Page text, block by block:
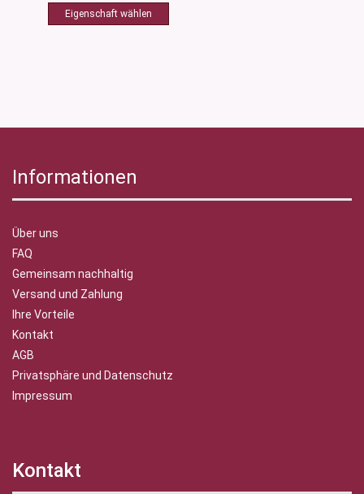
Informationen
Über uns
FAQ
Gemeinsam nachhaltig
Versand und Zahlung
Ihre Vorteile
Kontakt
AGB
Privatsphäre und Datenschutz
Impressum
Kontakt